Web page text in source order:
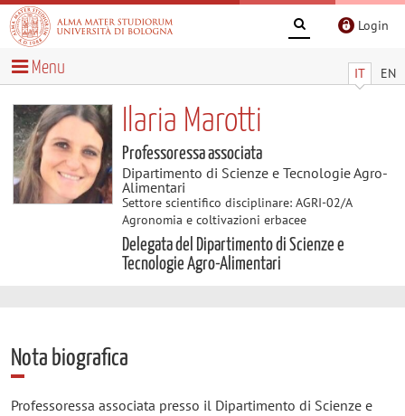
Login
IT EN
Menu
Ilaria Marotti
Professoressa associata
Dipartimento di Scienze e Tecnologie Agro-
Alimentari
Settore scientifico disciplinare: AGRI-02/A
Agronomia e coltivazioni erbacee
Delegata del Dipartimento di Scienze e
Tecnologie Agro-Alimentari
Nota biografica
Professoressa associata presso il Dipartimento di Scienze e